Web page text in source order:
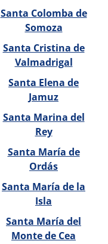
Santa Colomba de
Somoza
Santa Cristina de
Valmadrigal
Santa Elena de
Jamuz
Santa Marina del
Rey
Santa María de
Ordás
Santa María de la
Isla
Santa María del
Monte de Cea